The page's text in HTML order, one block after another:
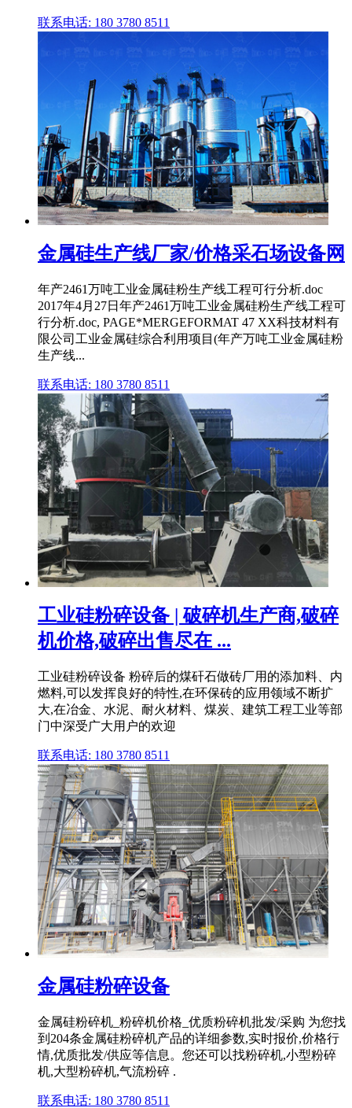
联系电话: 180 3780 8511
金属硅生产线厂家/价格采石场设备网
年产2461万吨工业金属硅粉生产线工程可行分析.doc
2017年4月27日年产2461万吨工业金属硅粉生产线工程可
行分析.doc, PAGE*MERGEFORMAT 47 XX科技材料有
限公司工业金属硅综合利用项目(年产万吨工业金属硅粉
生产线...
联系电话: 180 3780 8511
工业硅粉碎设备 | 破碎机生产商,破碎
机价格,破碎出售尽在 ...
工业硅粉碎设备 粉碎后的煤矸石做砖厂用的添加料、内
燃料,可以发挥良好的特性,在环保砖的应用领域不断扩
大,在冶金、水泥、耐火材料、煤炭、建筑工程工业等部
门中深受广大用户的欢迎
联系电话: 180 3780 8511
金属硅粉碎设备
金属硅粉碎机_粉碎机价格_优质粉碎机批发/采购 为您找
到204条金属硅粉碎机产品的详细参数,实时报价,价格行
情,优质批发/供应等信息。您还可以找粉碎机,小型粉碎
机,大型粉碎机,气流粉碎 .
联系电话: 180 3780 8511